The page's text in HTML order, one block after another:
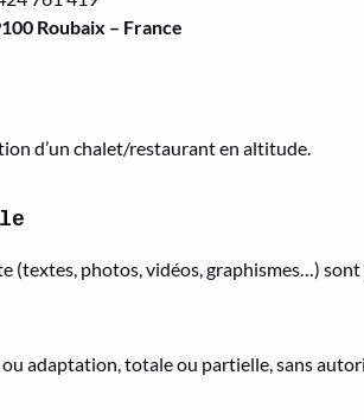
Roubaix – France
d’un chalet/restaurant en altitude.
(textes, photos, vidéos, graphismes…)
adaptation, totale ou partielle, sans